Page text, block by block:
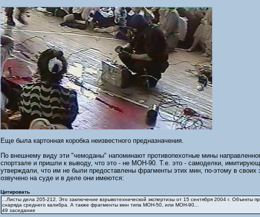
Еще была картонная коробка неизвестного предназначения.
По внешнему виду эти "чемоданы" напоминают противопехотные мины
спортзале и пришли к выводу, что это - не МОН-90. Т.е. это - самоделки,
утверждали, что им не были предоставлены фрагменты этих мин, по-этому в
озвучено на суде и в деле они имеются:
Цитировать
...Листы дела 205-212. Это заключение взрывотехнической экспертизы от 15 сентября 2004 г.
снаряда среднего калибра. А также фрагменты мин типа МОН-50, или МОН-90...
49 заседание